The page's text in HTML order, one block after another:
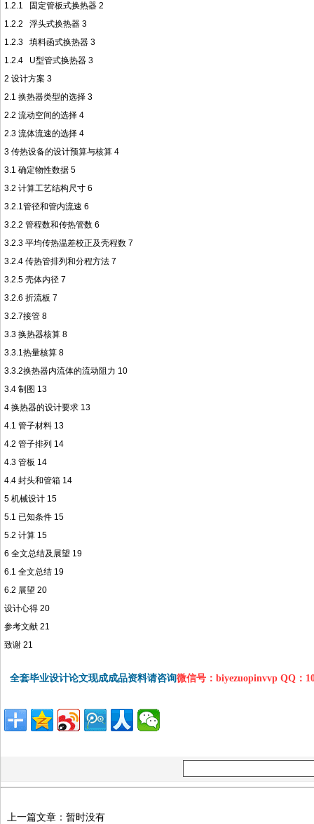
1.2.1 固定管板式换热器 2
1.2.2 浮头式换热器 3
1.2.3 填料函式换热器 3
1.2.4 U型管式换热器 3
2 设计方案 3
2.1 换热器类型的选择 3
2.2 流动空间的选择 4
2.3 流体流速的选择 4
3 传热设备的设计预算与核算 4
3.1 确定物性数据 5
3.2 计算工艺结构尺寸 6
3.2.1管径和管内流速 6
3.2.2 管程数和传热管数 6
3.2.3 平均传热温差校正及壳程数 7
3.2.4 传热管排列和分程方法 7
3.2.5 壳体内径 7
3.2.6 折流板 7
3.2.7接管 8
3.3 换热器核算 8
3.3.1热量核算 8
3.3.2换热器内流体的流动阻力 10
3.4 制图 13
4 换热器的设计要求 13
4.1 管子材料 13
4.2 管子排列 14
4.3 管板 14
4.4 封头和管箱 14
5 机械设计 15
5.1 已知条件 15
5.2 计算 15
6 全文总结及展望 19
6.1 全文总结 19
6.2 展望 20
设计心得 20
参考文献 21
致谢 21
全套毕业设计论文现成成品资料请咨询微信号：biyezuopinvvp QQ
上一篇文章：暂时没有